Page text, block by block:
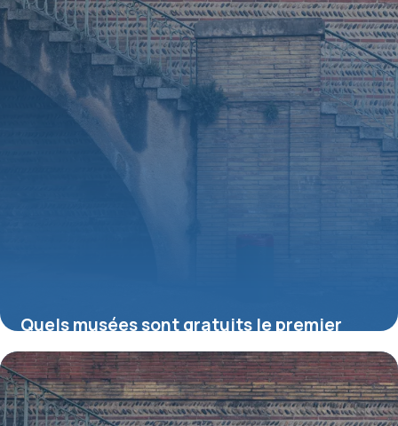
Quels musées sont gratuits le premier
dimanche du mois ?
16 juillet 2026